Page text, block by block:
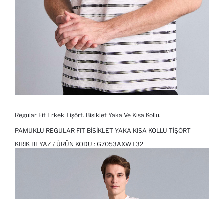
Regular Fit Erkek Tişört. Bisiklet Yaka Ve Kısa Kollu.
PAMUKLU REGULAR FIT BISIKLET YAKA KISA KOLLU TIŞÖRT
KIRIK BEYAZ / ÜRÜN KODU : G7053AXWT32